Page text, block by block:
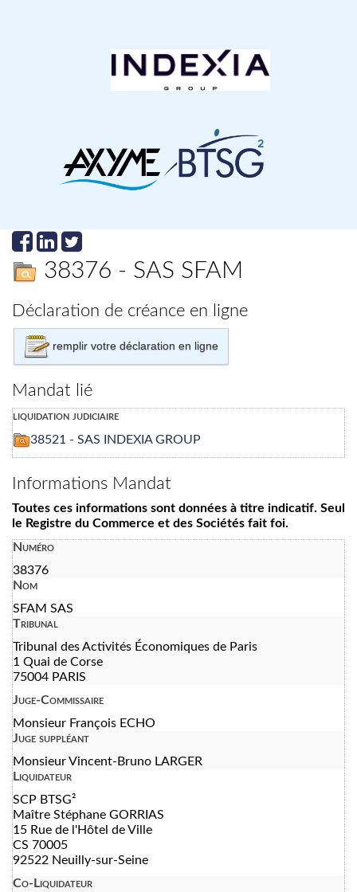
38376 - SAS SFAM
Déclaration de créance en ligne
remplir votre déclaration en ligne
Mandat lié
liquidation judiciaire
38521 - SAS INDEXIA GROUP
Informations Mandat
Toutes ces informations sont données à titre indicatif. Seul
le Registre du Commerce et des Sociétés fait foi.
Numéro
38376
Nom
SFAM SAS
Tribunal
Tribunal des Activités Économiques de Paris
1 Quai de Corse
75004 PARIS
Juge-Commissaire
Monsieur François ECHO
Juge suppléant
Monsieur Vincent-Bruno LARGER
Liquidateur
SCP BTSG²
Maître Stéphane GORRIAS
15 Rue de l'Hôtel de Ville
CS 70005
92522 Neuilly-sur-Seine
Co-Liquidateur